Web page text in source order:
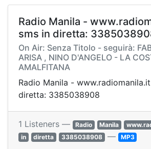
Radio Manila -
sms in diretta:
On Air: Senza Titolo - seguirà:
ARISA , NINO D'ANGELO - LA
AMALFITANA
Radio Manila -
diretta: 3385038908
1 Listeners — Radio Manila
in
diretta 3385038908 — MP3